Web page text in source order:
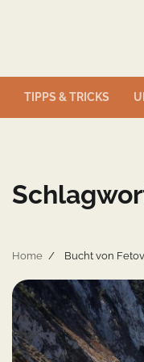
TIPPS & TRICKS
Home Bucht von